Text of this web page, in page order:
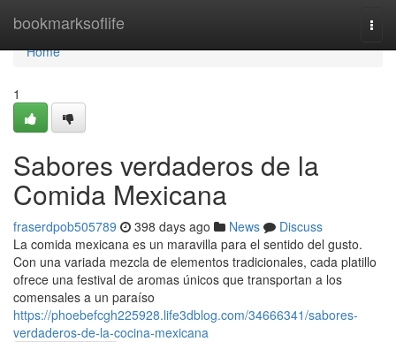
bookmarksoflife
Home
Home
1
Sabores verdaderos de la
Comida Mexicana
fraserdpob505789 398 days ago News
Discuss
La comida mexicana es un maravilla para el sentido del gusto.
Con una variada mezcla de elementos tradicionales, cada platillo
ofrece una festival de aromas únicos que transportan a los
comensales a un paraíso
https://phoebefcgh225928.life3dblog.com/34666341/sabores-
verdaderos-de-la-cocina-mexicana